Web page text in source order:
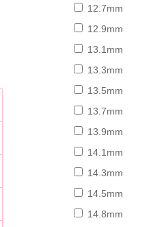
12.7mm
12.9mm
13.1mm
13.3mm
13.5mm
13.7mm
13.9mm
14.1mm
14.3mm
14.5mm
14.8mm